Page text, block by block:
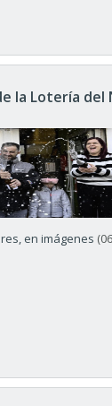
la Lotería del
en imágenes